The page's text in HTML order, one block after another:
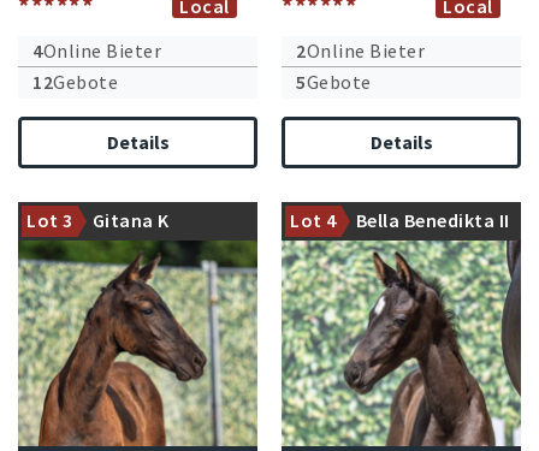
Local
4Online Bieter
12Gebote
Details
Local
2Online Bieter
5Gebote
Details
Lot 3 Gitana K
Mutterstamm des Grand Prix
siegreichen Dorian Grey
(I.Motovilova-
Dovermann/RUS)
Lot 4 Bella Benedikta II
Mutter war Vize-
Bundeschampionesse der
vierjährigen Reitpferde 2022